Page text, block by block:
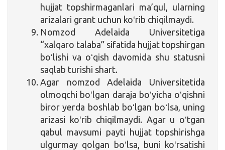
hujjat topshirmaganlari ma’qul, ularning
arizalari grant uchun koʻrib chiqilmaydi.
Nomzod Adelaida Universitetiga
“xalqaro talaba” sifatida hujjat topshirgan
boʻlishi va oʻqish davomida shu statusni
saqlab turishi shart.
Agar nomzod Adelaida Universitetida
olmoqchi boʻlgan daraja boʻyicha oʻqishni
biror yerda boshlab boʻlgan boʻlsa, uning
arizasi koʻrib chiqilmaydi. Agar u oʻtgan
qabul mavsumi payti hujjat topshirishga
ulgurmay qolgan boʻlsa, buni koʻrsatishi